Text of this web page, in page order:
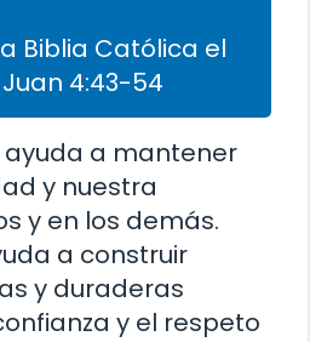
Biblia Católica el
4:43-54
ayuda a mantener
y nuestra
y en los demás.
a construir
y duraderas
y el respeto